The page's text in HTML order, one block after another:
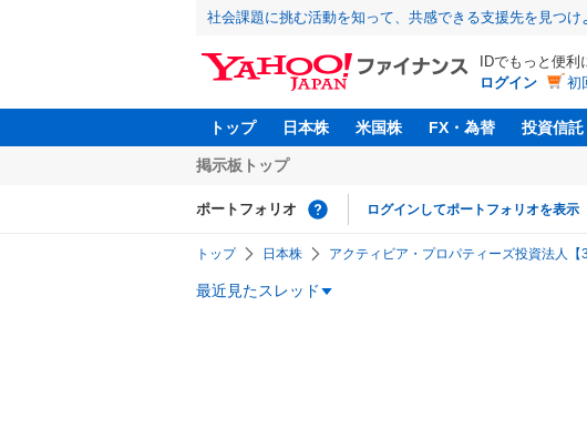
社会課題に挑む活動を知って、共感できる支援先を見つけ
IDでもっと便利
ログイン
初
トップ 日本株 米国株 FX・為替 投資信託
掲示板トップ
ポートフォリオ ログインしてポートフォリオを表示
トップ 日本株 アクティビア・プロパティーズ投資法人【
最近見たスレッド